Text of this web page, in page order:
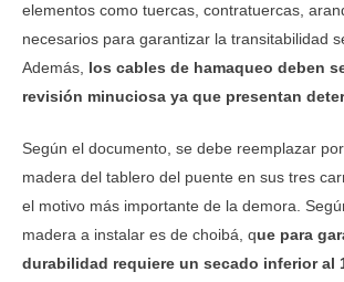
elementos como tuercas, contratuercas,
necesarios para garantizar la transitabilidad
Además, los cables de hamaqueo deben
revisión minuciosa ya que presentan
Según el documento, se debe reemplazar
madera del tablero del puente en sus tres
el motivo más importante de la demora.
madera a instalar es de choibá, que para
durabilidad requiere un secado inferior al